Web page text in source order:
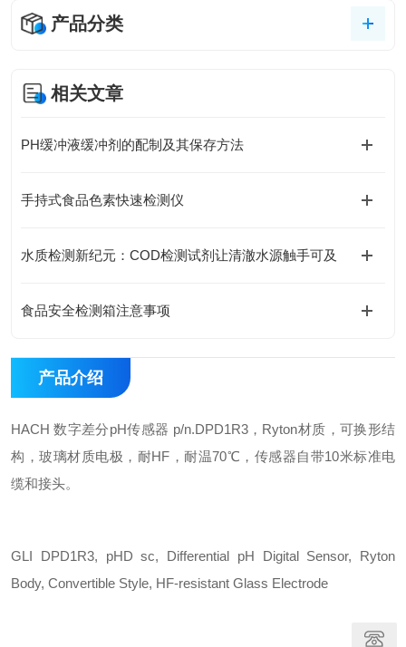
产品分类
相关文章
PH缓冲液缓冲剂的配制及其保存方法
手持式食品色素快速检测仪
水质检测新纪元：COD检测试剂让清澈水源触手可及
食品安全检测箱注意事项
产品介绍
HACH 数字差分pH传感器 p/n.DPD1R3，Ryton材质，可换形结
构，玻璃材质电极，耐HF，耐温70℃，传感器自带10米标准电
缆和接头。
GLI DPD1R3, pHD sc, Differential pH Digital Sensor, Ryton
Body, Convertible Style, HF-resistant Glass Electrode